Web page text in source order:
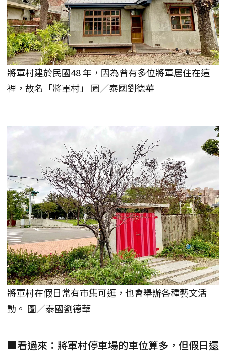
將軍村建於民國48 年，因為曾有多位將軍居住在這
裡，故名「將軍村」 圖／泰國劉德華
將軍村在假日常有市集可逛，也會舉辦各種藝文活
動。 圖／泰國劉德華
■看過來：將軍村停車場的車位算多，但假日還